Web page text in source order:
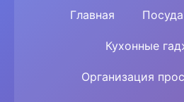
Главная
Кухонные
Организация